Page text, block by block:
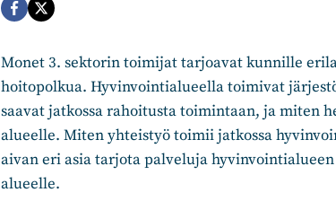
Monet 3. sektorin toimijat tarjoavat kunnille
hoitopolkua. Hyvinvointialueella toimivat
saavat jatkossa rahoitusta toimintaan, ja miten
alueelle. Miten yhteistyö toimii jatkossa
aivan eri asia tarjota palveluja
alueelle.